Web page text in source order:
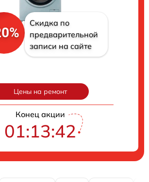
Скидка по
предварительной
записи на сайте
Цены на ремонт
Конец акции
01:13:41